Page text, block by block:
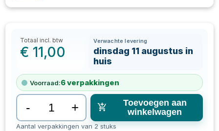
Totaal incl. btw
€ 11,00
Verwachte levering
dinsdag 11 augustus in
huis
Voorraad:6verpakkingen
- +
Toevoegen aan
winkelwagen
Aantal verpakkingen van 2 stuks